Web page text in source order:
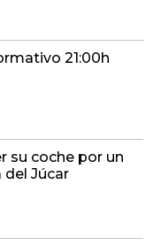
21:00h
su coche por un
del Júcar